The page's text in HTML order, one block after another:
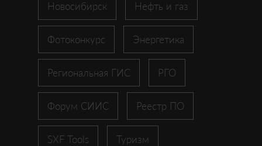
Новосибирск Нефть и газ
Фотоконкурс Энергетика
Региональная ГИС РГО
Форум СИИС Реестр ПО
SXF Tools Туризм